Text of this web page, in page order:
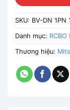
SKU: BV-DN 1PN
Danh mục:
Thương hiệu: